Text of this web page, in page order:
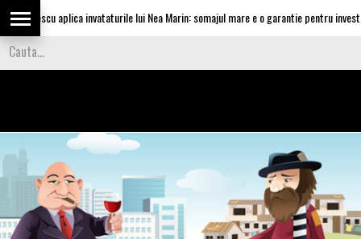
aplica invataturile lui Nea Marin: somajul mare e o garantie pentru investitori